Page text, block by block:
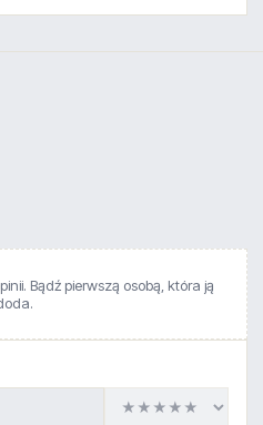
Bądź pierwszą osobą, która ją